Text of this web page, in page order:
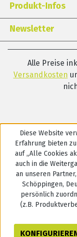
Produkt-Infos
Newsletter
Alle Preise
Versandkosten
Diese Website
Erfahrung bieten
auf „Alle Cookies
auch in die
an unseren
Schöppingen,
persönlich
(z.B.